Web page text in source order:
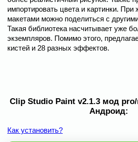
импортировать цвета и картинки.
макетами можно поделиться с
Такая библиотека насчитывает уже
экземпляров. Помимо этого,
кистей и 28 разных эффектов.
Clip Studio Paint v2.1.3 мод
Андроид:
Как установить?